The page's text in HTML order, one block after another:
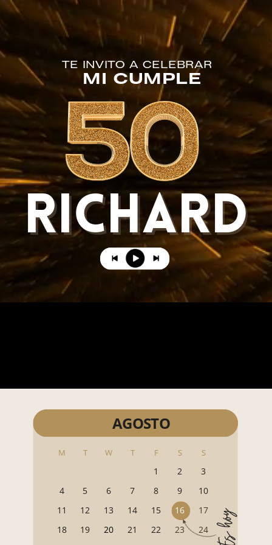
RICHARD
RICHARD
TE INVITO A CELEBRAR
MI CUMPLE
23 24
17
AGOSTO
1 2
3
4
22
19 20 21
15
16
18
12 13 14
8 9
10
11
5 6 7
T F S S
M T W
Es hoy